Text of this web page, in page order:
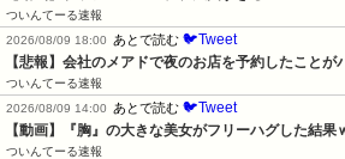
ついんてーる速報
2026/08/09 18:00
あとで読む 🐦Tweet
【悲報】会社のメアドで夜のお店を予約したことが
ついんてーる速報
2026/08/09 14:00
あとで読む 🐦Tweet
【動画】『胸』の大きな美女がフリーハグした結果
ついんてーる速報